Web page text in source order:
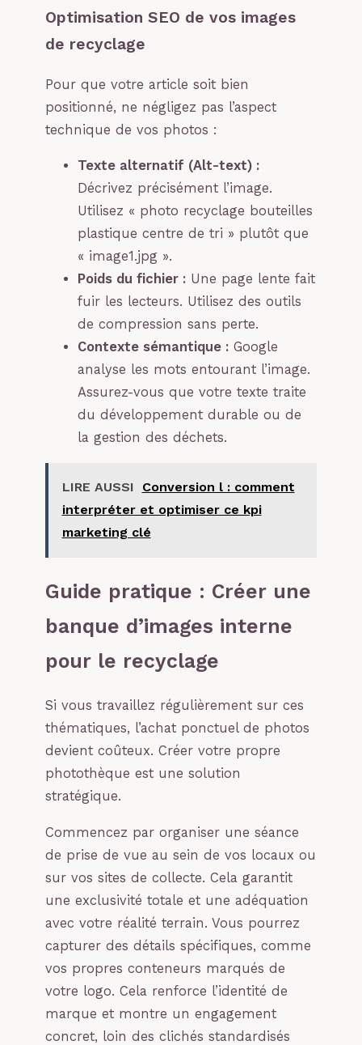
Optimisation SEO de vos images
de recyclage
Pour que votre article soit bien
positionné, ne négligez pas l’aspect
technique de vos photos :
Texte alternatif (Alt-text) :
Décrivez précisément l’image.
Utilisez « photo recyclage bouteilles
plastique centre de tri » plutôt que
« image1.jpg ».
Poids du fichier : Une page lente fait
fuir les lecteurs. Utilisez des outils
de compression sans perte.
Contexte sémantique : Google
analyse les mots entourant l’image.
Assurez-vous que votre texte traite
du développement durable ou de
la gestion des déchets.
LIRE AUSSI
Conversion l : comment
interpréter et optimiser ce kpi
marketing clé
Guide pratique : Créer une
banque d’images interne
pour le recyclage
Si vous travaillez régulièrement sur ces
thématiques, l’achat ponctuel de photos
devient coûteux. Créer votre propre
photothèque est une solution
stratégique.
Commencez par organiser une séance
de prise de vue au sein de vos locaux ou
sur vos sites de collecte. Cela garantit
une exclusivité totale et une adéquation
avec votre réalité terrain. Vous pourrez
capturer des détails spécifiques, comme
vos propres conteneurs marqués de
votre logo. Cela renforce l’identité de
marque et montre un engagement
concret, loin des clichés standardisés